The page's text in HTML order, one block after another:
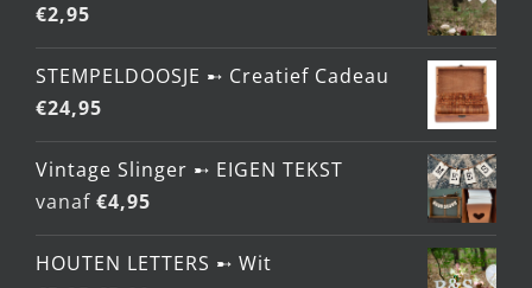
€2,95
STEMPELDOOSJE ➸ Creatief Cadeau
€24,95
Vintage Slinger ➸ EIGEN TEKST
vanaf €4,95
HOUTEN LETTERS ➸ Wit